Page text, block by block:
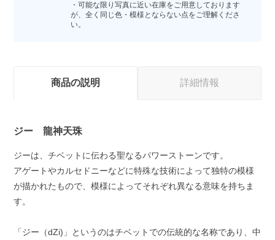
・可能な限り写真に近い在庫をご用意しております
が、全く同じ色・模様とならない点をご理解くださ
い。
商品の説明 詳細情報
ジー 龍神天珠
ジーは、チベットに伝わる聖なるパワーストーンです。
アゲートやカルセドニーなどに特殊な技術によって独特の模様
が描かれたもので、模様によってそれぞれ異なる意味を持ちま
す。
「ジー（dZi)」というのはチベットでの伝統的な名称であり、中